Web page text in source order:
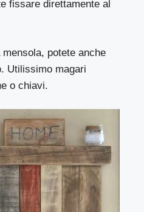
fissare direttamente al
potete anche
Utilissimo magari
o chiavi.